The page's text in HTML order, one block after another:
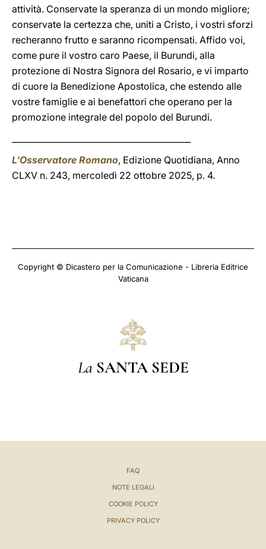
attività. Conservate la speranza di un mondo migliore;
conservate la certezza che, uniti a Cristo, i vostri sforzi
recheranno frutto e saranno ricompensati. Affido voi,
come pure il vostro caro Paese, il Burundi, alla
protezione di Nostra Signora del Rosario, e vi imparto
di cuore la Benedizione Apostolica, che estendo alle
vostre famiglie e ai benefattori che operano per la
promozione integrale del popolo del Burundi.
L'Osservatore Romano, Edizione Quotidiana, Anno
CLXV n. 243, mercoledì 22 ottobre 2025, p. 4.
Copyright © Dicastero per la Comunicazione - Libreria Editrice
Vaticana
La SANTA SEDE
FAQ
NOTE LEGALI
COOKIE POLICY
PRIVACY POLICY